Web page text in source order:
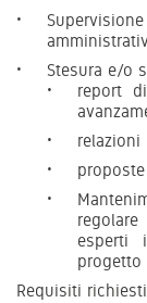
Stesura e/o
report
relazioni
esperti
progetto
Requisiti